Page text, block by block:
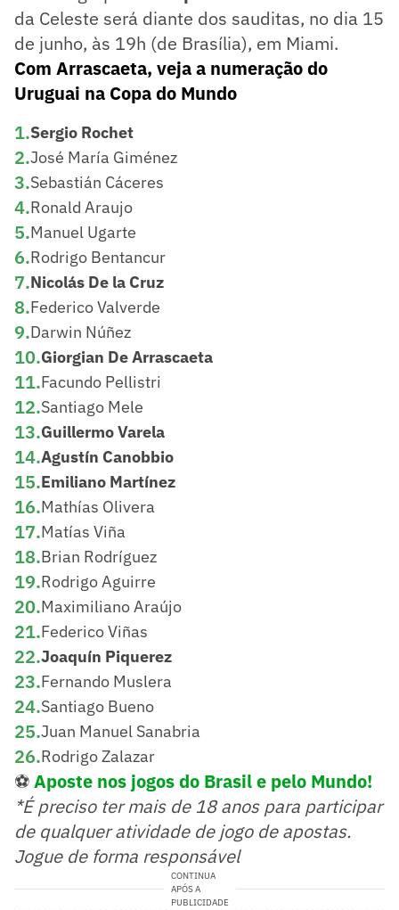
da Celeste será diante dos sauditas, no dia 15
de junho, às 19h (de Brasília), em Miami.
Com Arrascaeta, veja a numeração do
Uruguai na Copa do Mundo
1.Sergio Rochet
2.José María Giménez
3.Sebastián Cáceres
4.Ronald Araujo
5.Manuel Ugarte
6.Rodrigo Bentancur
7.Nicolás De la Cruz
8.Federico Valverde
9.Darwin Núñez
10.Giorgian De Arrascaeta
11.Facundo Pellistri
12.Santiago Mele
13.Guillermo Varela
14.Agustín Canobbio
15.Emiliano Martínez
16.Mathías Olivera
17.Matías Viña
18.Brian Rodríguez
19.Rodrigo Aguirre
20.Maximiliano Araújo
21.Federico Viñas
22.Joaquín Piquerez
23.Fernando Muslera
24.Santiago Bueno
25.Juan Manuel Sanabria
26.Rodrigo Zalazar
⚽Aposte nos jogos do Brasil e pelo Mundo!
*É preciso ter mais de 18 anos para participar
de qualquer atividade de jogo de apostas.
Jogue de forma responsável
CONTINUA
APÓS A
PUBLICIDADE